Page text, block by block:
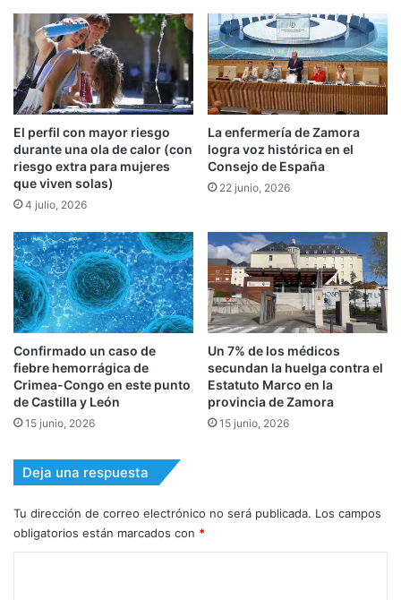
El perfil con mayor riesgo
durante una ola de calor (con
riesgo extra para mujeres
que viven solas)
4 julio, 2026
La enfermería de Zamora
logra voz histórica en el
Consejo de España
22 junio, 2026
Confirmado un caso de
fiebre hemorrágica de
Crimea-Congo en este punto
de Castilla y León
15 junio, 2026
Un 7% de los médicos
secundan la huelga contra el
Estatuto Marco en la
provincia de Zamora
15 junio, 2026
Deja una respuesta
Tu dirección de correo electrónico no será publicada. Los campos
obligatorios están marcados con *